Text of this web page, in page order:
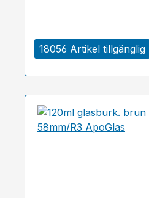
18056 Artikel tillgänglig